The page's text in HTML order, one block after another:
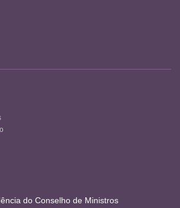
do Conselho de Ministros